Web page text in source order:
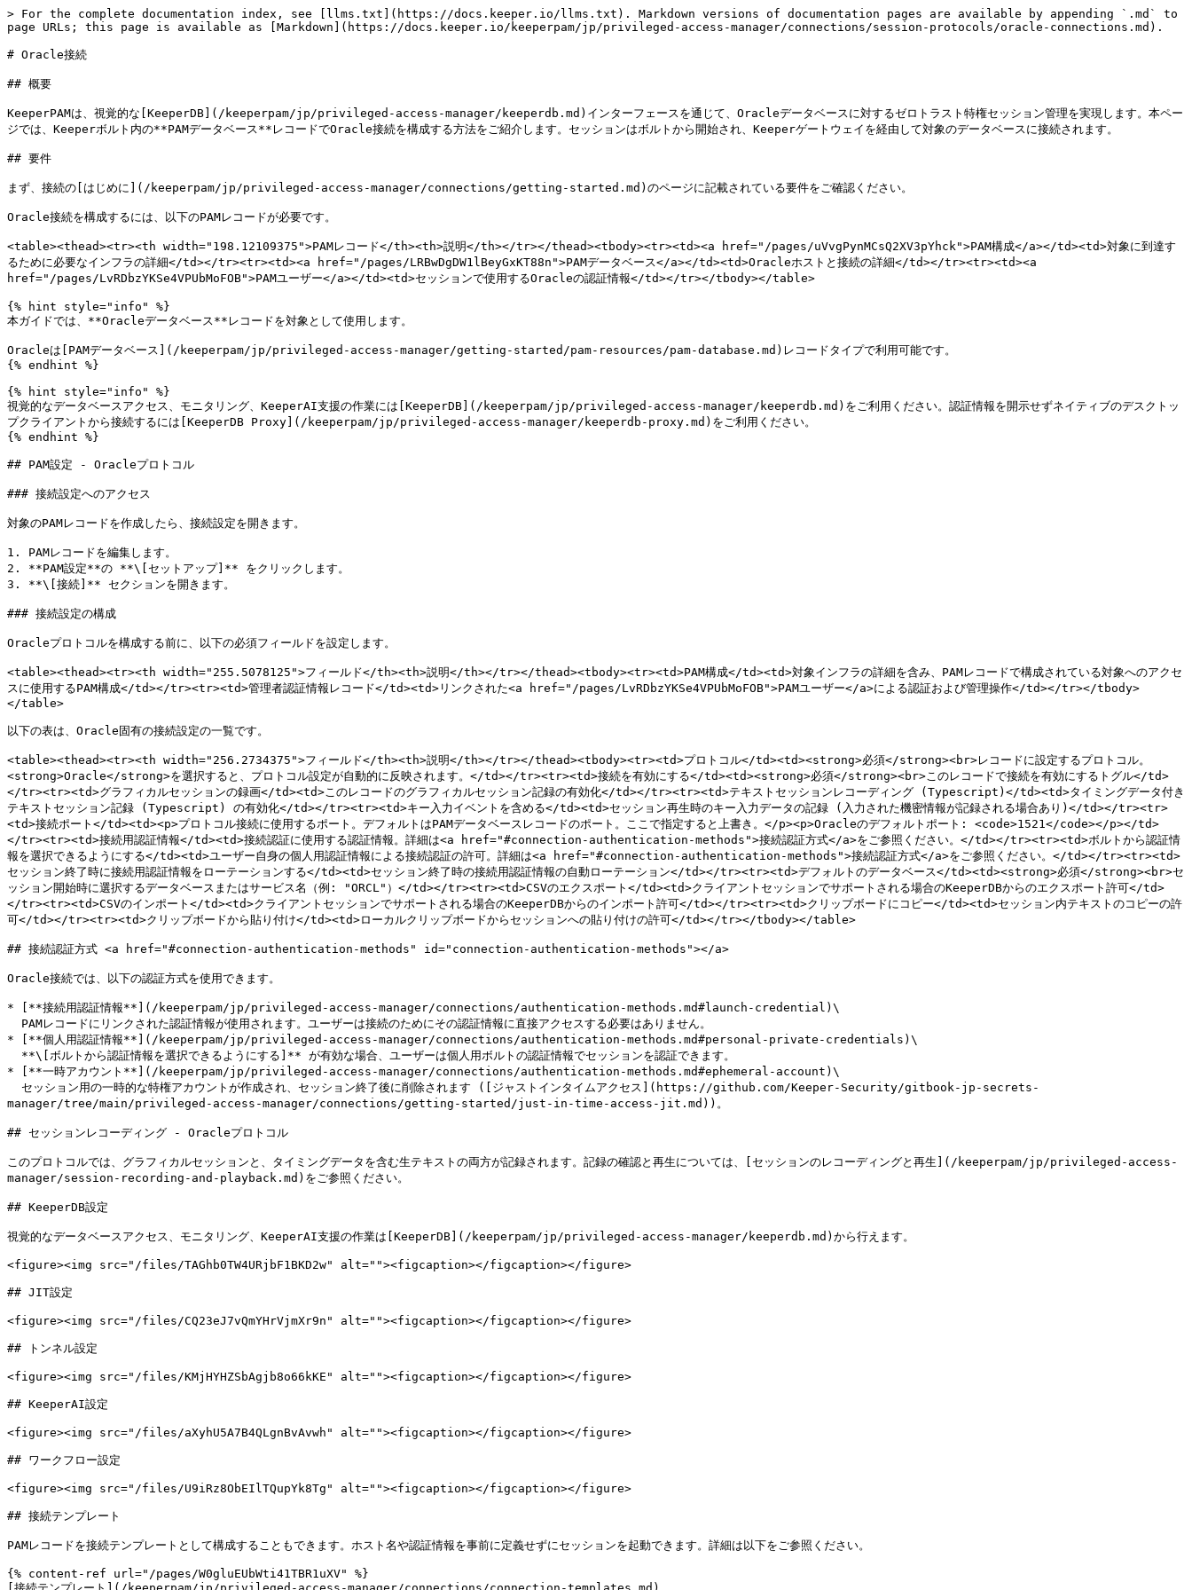
> For the complete documentation index, see [llms.txt](https://docs.keeper.io/llms.txt). Markdown versions of documentation pages are available by appending `.md` to
page URLs; this page is available as [Markdown](https://docs.keeper.io/keeperpam/jp/privileged-access-manager/connections/session-protocols/oracle-connections.md).
# Oracle接続
## 概要
KeeperPAMは、視覚的な[KeeperDB](/keeperpam/jp/privileged-access-manager/keeperdb.md)インターフェースを通じて、Oracleデータベースに対するゼロトラスト特権セッション管理を実現します。本ペー
ジでは、Keeperボルト内の**PAMデータベース**レコードでOracle接続を構成する方法をご紹介します。セッションはボルトから開始され、Keeperゲートウェイを経由して対象のデータベースに接続されます。
## 要件
まず、接続の[はじめに](/keeperpam/jp/privileged-access-manager/connections/getting-started.md)のページに記載されている要件をご確認ください。
Oracle接続を構成するには、以下のPAMレコードが必要です。
<table><thead><tr><th width="198.12109375">PAMレコード</th><th>説明</th></tr></thead><tbody><tr><td><a href="/pages/uVvgPynMCsQ2XV3pYhck">PAM構成</a></td><td>対象に到達す
るために必要なインフラの詳細</td></tr><tr><td><a href="/pages/LRBwDgDW1lBeyGxKT88n">PAMデータベース</a></td><td>Oracleホストと接続の詳細</td></tr><tr><td><a
href="/pages/LvRDbzYKSe4VPUbMoFOB">PAMユーザー</a></td><td>セッションで使用するOracleの認証情報</td></tr></tbody></table>
{% hint style="info" %}
本ガイドでは、**Oracleデータベース**レコードを対象として使用します。
Oracleは[PAMデータベース](/keeperpam/jp/privileged-access-manager/getting-started/pam-resources/pam-database.md)レコードタイプで利用可能です。
{% endhint %}
{% hint style="info" %}
視覚的なデータベースアクセス、モニタリング、KeeperAI支援の作業には[KeeperDB](/keeperpam/jp/privileged-access-manager/keeperdb.md)をご利用ください。認証情報を開示せずネイティブのデスクトッ
プクライアントから接続するには[KeeperDB Proxy](/keeperpam/jp/privileged-access-manager/keeperdb-proxy.md)をご利用ください。
{% endhint %}
## PAM設定 - Oracleプロトコル
### 接続設定へのアクセス
対象のPAMレコードを作成したら、接続設定を開きます。
1. PAMレコードを編集します。
2. **PAM設定**の **\[セットアップ]** をクリックします。
3. **\[接続]** セクションを開きます。
### 接続設定の構成
Oracleプロトコルを構成する前に、以下の必須フィールドを設定します。
<table><thead><tr><th width="255.5078125">フィールド</th><th>説明</th></tr></thead><tbody><tr><td>PAM構成</td><td>対象インフラの詳細を含み、PAMレコードで構成されている対象へのアクセ
スに使用するPAM構成</td></tr><tr><td>管理者認証情報レコード</td><td>リンクされた<a href="/pages/LvRDbzYKSe4VPUbMoFOB">PAMユーザー</a>による認証および管理操作</td></tr></tbody>
</table>
以下の表は、Oracle固有の接続設定の一覧です。
<table><thead><tr><th width="256.2734375">フィールド</th><th>説明</th></tr></thead><tbody><tr><td>プロトコル</td><td><strong>必須</strong><br>レコードに設定するプロトコル。
<strong>Oracle</strong>を選択すると、プロトコル設定が自動的に反映されます。</td></tr><tr><td>接続を有効にする</td><td><strong>必須</strong><br>このレコードで接続を有効にするトグル</td>
</tr><tr><td>グラフィカルセッションの録画</td><td>このレコードのグラフィカルセッション記録の有効化</td></tr><tr><td>テキストセッションレコーディング (Typescript)</td><td>タイミングデータ付き
テキストセッション記録 (Typescript) の有効化</td></tr><tr><td>キー入力イベントを含める</td><td>セッション再生時のキー入力データの記録 (入力された機密情報が記録される場合あり)</td></tr><tr>
<td>接続ポート</td><td><p>プロトコル接続に使用するポート。デフォルトはPAMデータベースレコードのポート。ここで指定すると上書き。</p><p>Oracleのデフォルトポート: <code>1521</code></p></td>
</tr><tr><td>接続用認証情報</td><td>接続認証に使用する認証情報。詳細は<a href="#connection-authentication-methods">接続認証方式</a>をご参照ください。</td></tr><tr><td>ボルトから認証情
報を選択できるようにする</td><td>ユーザー自身の個人用認証情報による接続認証の許可。詳細は<a href="#connection-authentication-methods">接続認証方式</a>をご参照ください。</td></tr><tr><td>
セッション終了時に接続用認証情報をローテーションする</td><td>セッション終了時の接続用認証情報の自動ローテーション</td></tr><tr><td>デフォルトのデータベース</td><td><strong>必須</strong><br>セ
ッション開始時に選択するデータベースまたはサービス名（例: "ORCL"）</td></tr><tr><td>CSVのエクスポート</td><td>クライアントセッションでサポートされる場合のKeeperDBからのエクスポート許可</td>
</tr><tr><td>CSVのインポート</td><td>クライアントセッションでサポートされる場合のKeeperDBからのインポート許可</td></tr><tr><td>クリップボードにコピー</td><td>セッション内テキストのコピーの許
可</td></tr><tr><td>クリップボードから貼り付け</td><td>ローカルクリップボードからセッションへの貼り付けの許可</td></tr></tbody></table>
## 接続認証方式 <a href="#connection-authentication-methods" id="connection-authentication-methods"></a>
Oracle接続では、以下の認証方式を使用できます。
* [**接続用認証情報**](/keeperpam/jp/privileged-access-manager/connections/authentication-methods.md#launch-credential)\
* [**個人用認証情報**](/keeperpam/jp/privileged-access-manager/connections/authentication-methods.md#personal-private-credentials)\
* [**一時アカウント**](/keeperpam/jp/privileged-access-manager/connections/authentication-methods.md#ephemeral-account)\
manager/tree/main/privileged-access-manager/connections/getting-started/just-in-time-access-jit.md))。
## セッションレコーディング - Oracleプロトコル
このプロトコルでは、グラフィカルセッションと、タイミングデータを含む生テキストの両方が記録されます。記録の確認と再生については、[セッションのレコーディングと再生](/keeperpam/jp/privileged-access-
manager/session-recording-and-playback.md)をご参照ください。
## KeeperDB設定
視覚的なデータベースアクセス、モニタリング、KeeperAI支援の作業は[KeeperDB](/keeperpam/jp/privileged-access-manager/keeperdb.md)から行えます。
<figure><img src="/files/TAGhb0TW4URjbF1BKD2w" alt=""><figcaption></figcaption></figure>
## JIT設定
<figure><img src="/files/CQ23eJ7vQmYHrVjmXr9n" alt=""><figcaption></figcaption></figure>
## トンネル設定
<figure><img src="/files/KMjHYHZSbAgjb8o66kKE" alt=""><figcaption></figcaption></figure>
## KeeperAI設定
<figure><img src="/files/aXyhU5A7B4QLgnBvAvwh" alt=""><figcaption></figcaption></figure>
## ワークフロー設定
<figure><img src="/files/U9iRz8ObEIlTQupYk8Tg" alt=""><figcaption></figcaption></figure>
## 接続テンプレート
PAMレコードを接続テンプレートとして構成することもできます。ホスト名や認証情報を事前に定義せずにセッションを起動できます。詳細は以下をご参照ください。
{% content-ref url="/pages/W0gluEUbWti41TBR1uXV" %}